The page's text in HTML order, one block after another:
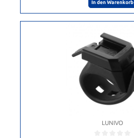
In den Warenkorb
LUNIVO